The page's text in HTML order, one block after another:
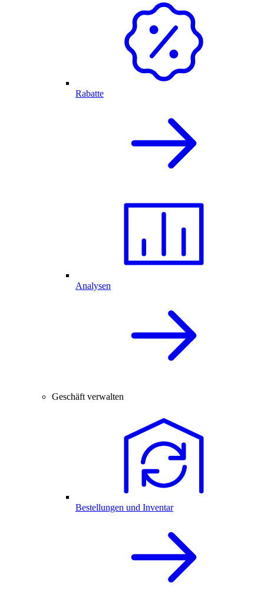
Rabatte
Analysen
Geschäft verwalten
Bestellungen und Inventar